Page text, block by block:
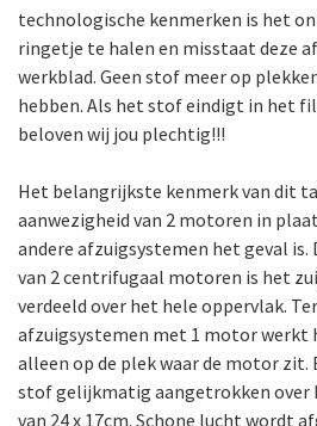
technologische kenmerken is het
ringetje te halen en misstaat deze
werkblad. Geen stof meer op
hebben. Als het stof eindigt in het
beloven wij jou plechtig!!!
Het belangrijkste kenmerk van dit
aanwezigheid van 2 motoren in
andere afzuigsystemen het geval is.
van 2 centrifugaal motoren is het
verdeeld over het hele oppervlak.
afzuigsystemen met 1 motor werkt
alleen op de plek waar de motor zit.
stof gelijkmatig aangetrokken over
van 24 x 17cm. Schone lucht wordt